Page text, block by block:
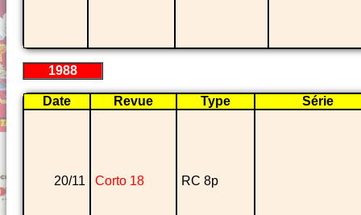
1988
Date Revue Type Série
20/11 Corto 18 RC 8p